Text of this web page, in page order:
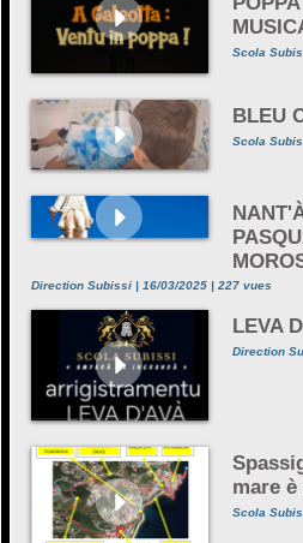
Scola
BLEU
Scola
Direction Subissi | 16/03/2025 | 227 vues
LEVA
Direction
mare
Scola